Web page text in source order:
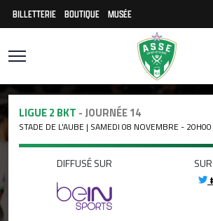
BILLETTERIE BOUTIQUE MUSÉE
LIGUE 2 BKT - JOURNÉE 14
STADE DE L'AUBE | SAMEDI 08 NOVEMBRE - 20H00
DIFFUSÉ SUR